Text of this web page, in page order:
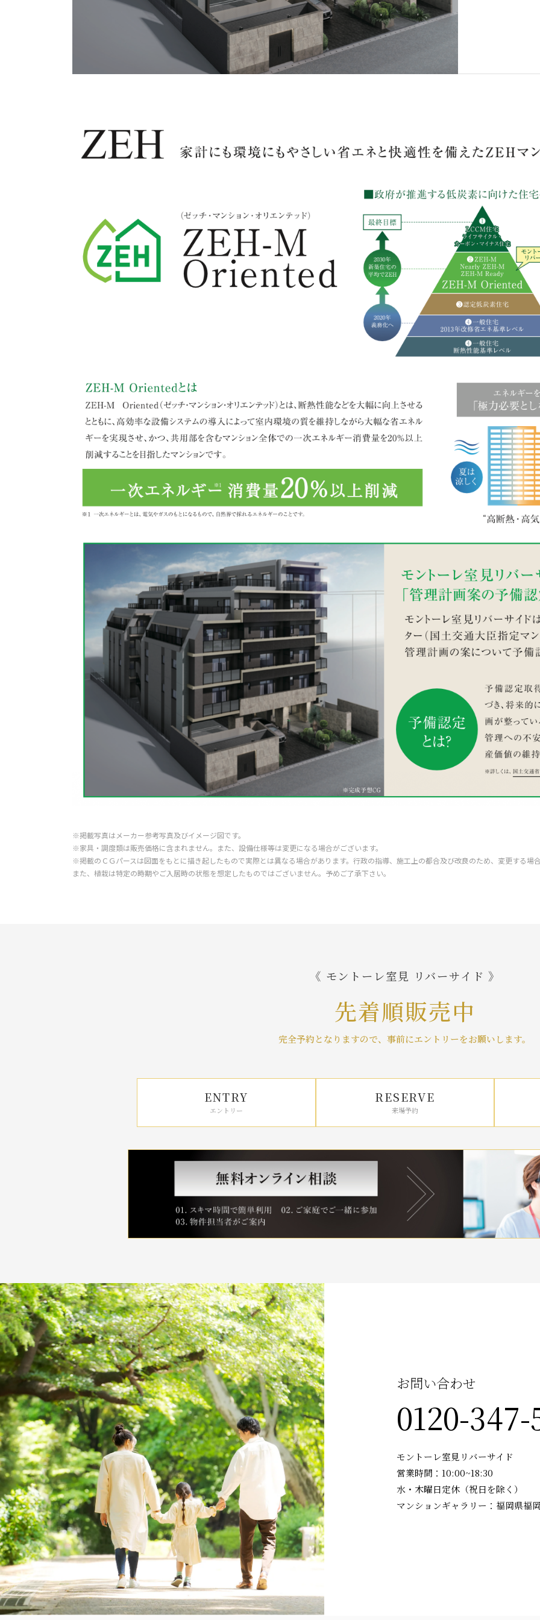
※掲載写真はメーカー参考写真及びイメージ図です。
※家具・調度類は販売価格に含まれません。また、設備仕様等は変更になる場合がございます。
※掲載のＣＧパースは図面をもとに描き起したもので実際とは異なる場合があります。行政の指導、施工上の都合及び改良のため、変更する場合
また、植栽は特定の時期やご入居時の状態を想定したものではございません。予めご了承下さい。
《 モントーレ室見 リバーサイド 》
先着順販売中
完全予約となりますので、事前にエントリーをお願いします。
ENTRY
エントリー
RESERVE
来場予約
お問い合わせ
0120-347-
モントーレ室見リバーサイド
営業時間：10:00~18:30
水・木曜日定休（祝日を除く）
マンションギャラリー：福岡県福